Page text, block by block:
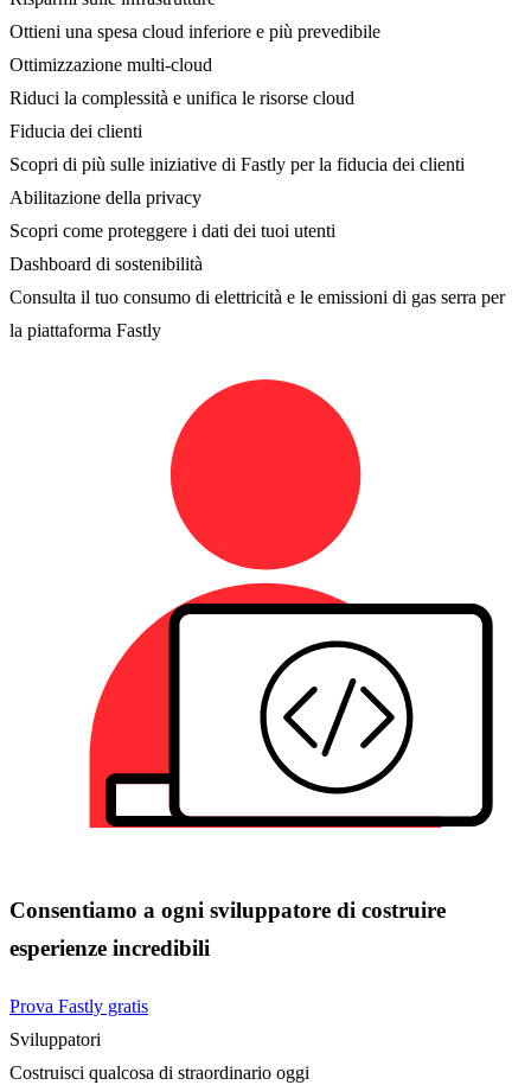
Ottieni una spesa cloud inferiore e più prevedibile
Ottimizzazione multi-cloud
Riduci la complessità e unifica le risorse cloud
Fiducia dei clienti
Scopri di più sulle iniziative di Fastly per la fiducia dei clienti
Abilitazione della privacy
Scopri come proteggere i dati dei tuoi utenti
Dashboard di sostenibilità
Consulta il tuo consumo di elettricità e le emissioni di gas serra per
la piattaforma Fastly
Consentiamo a ogni sviluppatore di costruire
esperienze incredibili
Prova Fastly gratis
Sviluppatori
Costruisci qualcosa di straordinario oggi